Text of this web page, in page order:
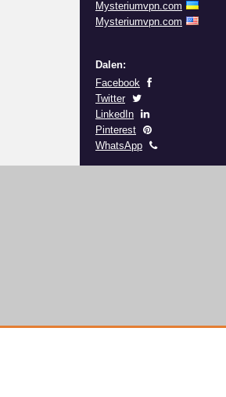
Mysteriumvpn.com
Mysteriumvpn.com
Dalen:
Facebook
Twitter
LinkedIn
Pinterest
WhatsApp